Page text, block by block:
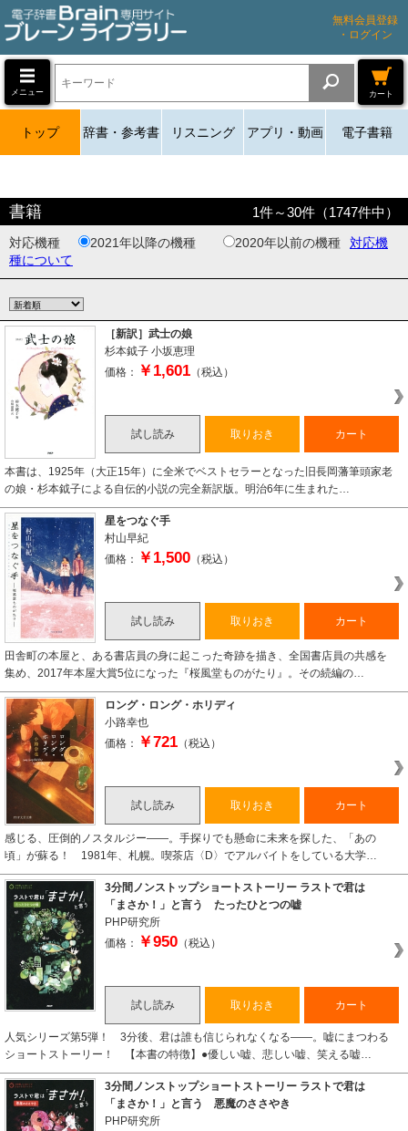
無料会員登録
・ログイン
メニュー カート
トップ 辞書・参考書 リスニング アプリ・動画 電子書籍
書籍 1件～30件（1747件中）
対応機種 2021年以降の機種 2020年以前の機種
対応機
種について
［新訳］武士の娘
杉本鉞子 小坂恵理
価格：
￥1,601 （税込）
試し読み 取りおき カート
本書は、1925年（大正15年）に全米でベストセラーとなった旧長岡藩筆頭家老
の娘・杉本鉞子による自伝的小説の完全新訳版。明治6年に生まれた…
星をつなぐ手
村山早紀
価格：
￥1,500 （税込）
試し読み 取りおき カート
田舎町の本屋と、ある書店員の身に起こった奇跡を描き、全国書店員の共感を
集め、2017年本屋大賞5位になった『桜風堂ものがたり』。その続編の…
ロング・ロング・ホリディ
小路幸也
価格：
￥721 （税込）
試し読み 取りおき カート
感じる、圧倒的ノスタルジー――。手探りでも懸命に未来を探した、「あの
頃」が蘇る！ 1981年、札幌。喫茶店〈D〉でアルバイトをしている大学…
3分間ノンストップショートストーリー ラストで君は
「まさか！」と言う たったひとつの嘘
PHP研究所
価格：
￥950 （税込）
試し読み 取りおき カート
人気シリーズ第5弾！ 3分後、君は誰も信じられなくなる――。嘘にまつわる
ショートストーリー！ 【本書の特徴】●優しい嘘、悲しい嘘、笑える嘘…
3分間ノンストップショートストーリー ラストで君は
「まさか！」と言う 悪魔のささやき
PHP研究所